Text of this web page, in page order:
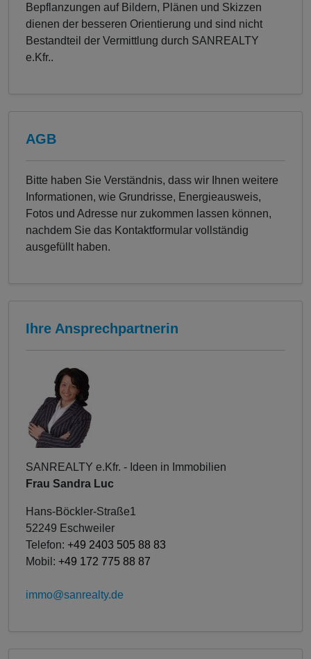
Bepflanzungen auf Bildern, Plänen und Skizzen
dienen der besseren Orientierung und sind nicht
Bestandteil der Vermittlung durch SANREALTY
e.Kfr..
AGB
Bitte haben Sie Verständnis, dass wir Ihnen weitere
Informationen, wie Grundrisse, Energieausweis,
Fotos und Adresse nur zukommen lassen können,
nachdem Sie das Kontaktformular vollständig
ausgefüllt haben.
Ihre Ansprechpartnerin
SANREALTY e.Kfr. - Ideen in Immobilien
Frau Sandra Luc
Hans-Böckler-Straße1
52249 Eschweiler
Telefon: +49 2403 505 88 83
Mobil: +49 172 775 88 87
immo@sanrealty.de